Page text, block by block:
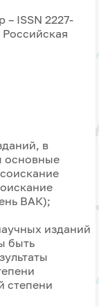
ISSN 2227-
в
основные
ВАК);
изданий
быть
степени